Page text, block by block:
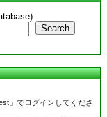
Search
」でログインしてくださ